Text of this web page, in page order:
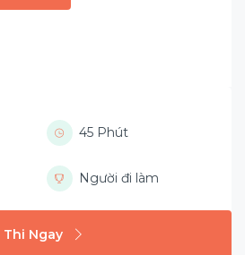
45 Phút
Người đi làm
Thi Ngay